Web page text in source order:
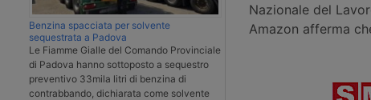
Benzina spacciata per solvente
sequestrata a Padova
Le Fiamme Gialle del Comando Provinciale
di Padova hanno sottoposto a sequestro
preventivo 33mila litri di benzina di
contrabbando, dichiarata come solvente
Nazionale del
Amazon afferma